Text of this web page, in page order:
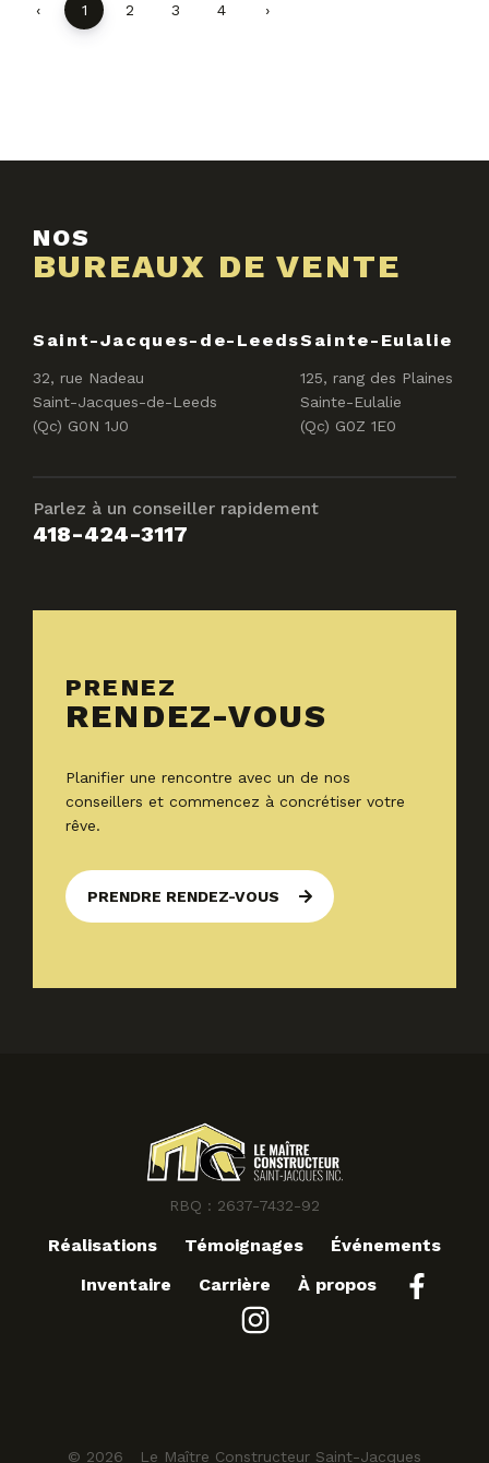
‹ 1 2 3 4 ›
NOS
BUREAUX DE VENTE
Saint-Jacques-de-Leeds
32, rue Nadeau
Saint-Jacques-de-Leeds
(Qc) G0N 1J0
Sainte-Eulalie
125, rang des Plaines
Sainte-Eulalie
(Qc) G0Z 1E0
Parlez à un conseiller rapidement
418-424-3117
PRENEZ
RENDEZ-VOUS
Planifier une rencontre avec un de nos
conseillers et commencez à concrétiser votre
rêve.
PRENDRE RENDEZ-VOUS
RBQ : 2637-7432-92
Réalisations Témoignages
Événements
Inventaire
Carrière À propos
© 2026 Le Maître Constructeur Saint-Jacques